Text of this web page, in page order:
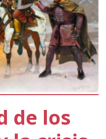
de los